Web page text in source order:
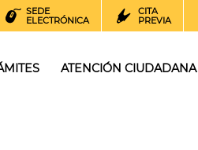
SEDE
ELECTRÓNICA
CITA
PREVIA
ATENCIÓN CIUDADANA